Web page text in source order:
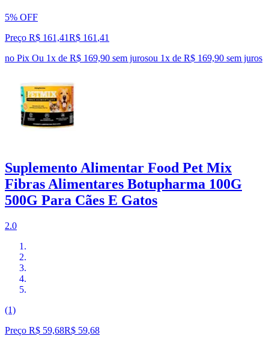
5% OFF
Preço R$ 161,41R$ 161 ,41
no Pix Ou 1x de R$ 169,90 sem jurosou 1x de R$ 169,90 sem juros
Suplemento Alimentar Food Pet Mix
Fibras Alimentares Botupharma 100G
500G Para Cães E Gatos
2.0
(1)
Preço R$ 59,68R$ 59,68